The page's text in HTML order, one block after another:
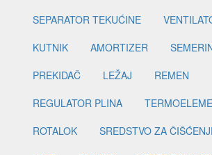
SEPARATOR TEKUĆINE
KUTNIK
AMORTIZER
PREKIDAČ
LEŽAJ
REMEN
REGULATOR PLINA
ROTALOK
SREDSTVO ZA